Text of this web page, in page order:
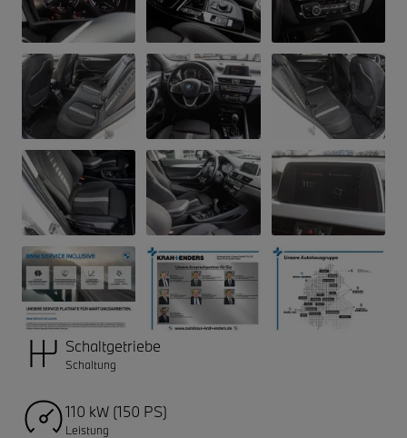
Schaltgetriebe
Schaltung
110 kW (150 PS)
Leistung